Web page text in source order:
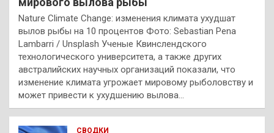
Nature Climate Change: изменения климата ухудшат
вылов рыбы на 10 процентов Фото: Sebastian Pena
Lambarri / Unsplash Ученые Квинслендского
технологического университета, а также других
австралийских научных организаций показали, что
изменение климата угрожает мировому рыболовству и
может привести к ухудшению вылова…
СВОДКИ